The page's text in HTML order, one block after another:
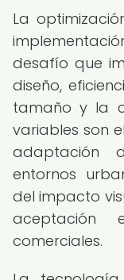
La
desafío que
diseño,
tamaño y la
variables son
adaptación
entornos
del impacto
aceptación
comerciales.